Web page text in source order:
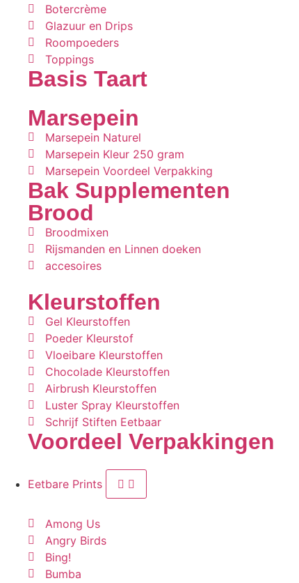
Botercrème
Glazuur en Drips
Roompoeders
Toppings
Basis Taart
Marsepein
Marsepein Naturel
Marsepein Kleur 250 gram
Marsepein Voordeel Verpakking
Bak Supplementen
Brood
Broodmixen
Rijsmanden en Linnen doeken
accesoires
Kleurstoffen
Gel Kleurstoffen
Poeder Kleurstof
Vloeibare Kleurstoffen
Chocolade Kleurstoffen
Airbrush Kleurstoffen
Luster Spray Kleurstoffen
Schrijf Stiften Eetbaar
Voordeel Verpakkingen
Eetbare Prints
Among Us
Angry Birds
Bing!
Bumba